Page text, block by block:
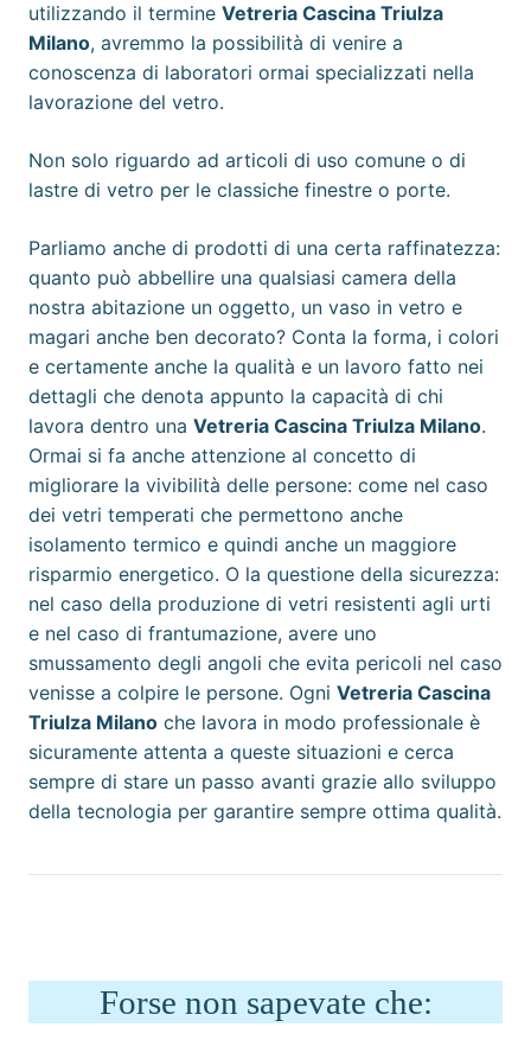
utilizzando il termine Vetreria Cascina Triulza
Milano, avremmo la possibilità di venire a
conoscenza di laboratori ormai specializzati nella
lavorazione del vetro.
Non solo riguardo ad articoli di uso comune o di
lastre di vetro per le classiche finestre o porte.
Parliamo anche di prodotti di una certa raffinatezza:
quanto può abbellire una qualsiasi camera della
nostra abitazione un oggetto, un vaso in vetro e
magari anche ben decorato? Conta la forma, i colori
e certamente anche la qualità e un lavoro fatto nei
dettagli che denota appunto la capacità di chi
lavora dentro una Vetreria Cascina Triulza Milano.
Ormai si fa anche attenzione al concetto di
migliorare la vivibilità delle persone: come nel caso
dei vetri temperati che permettono anche
isolamento termico e quindi anche un maggiore
risparmio energetico. O la questione della sicurezza:
nel caso della produzione di vetri resistenti agli urti
e nel caso di frantumazione, avere uno
smussamento degli angoli che evita pericoli nel caso
venisse a colpire le persone. Ogni Vetreria Cascina
Triulza Milano che lavora in modo professionale è
sicuramente attenta a queste situazioni e cerca
sempre di stare un passo avanti grazie allo sviluppo
della tecnologia per garantire sempre ottima qualità.
Forse non sapevate che: